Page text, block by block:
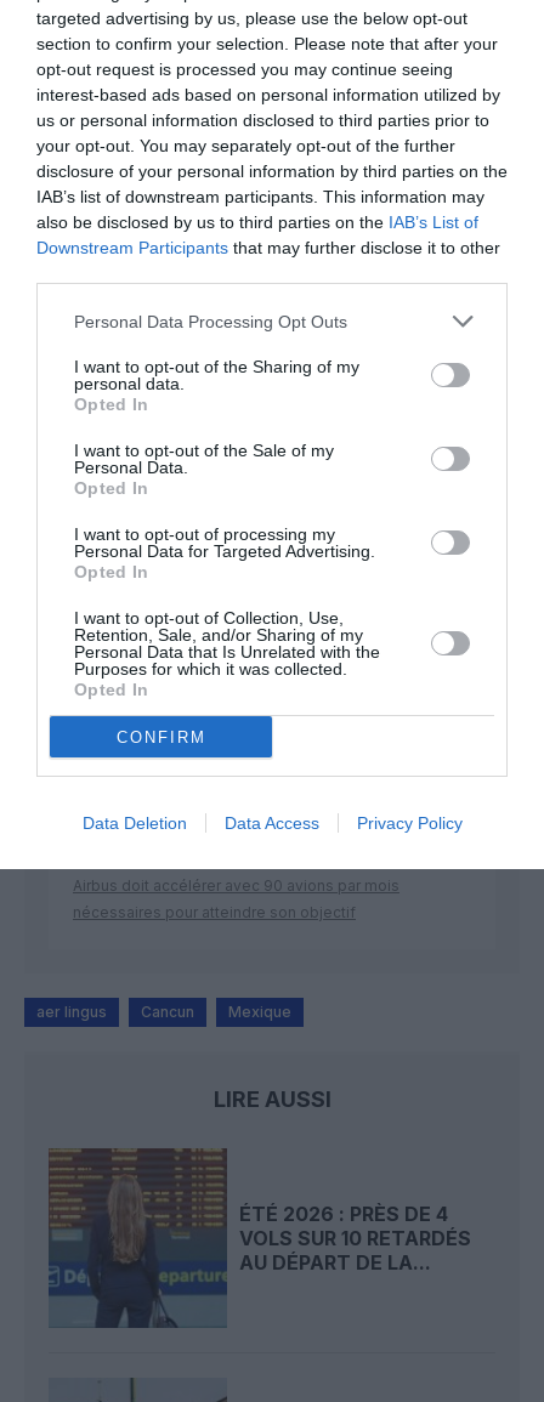
targeted advertising by us, please use the below opt-out
section to confirm your selection. Please note that after your
opt-out request is processed you may continue seeing
interest-based ads based on personal information utilized by
us or personal information disclosed to third parties prior to
your opt-out. You may separately opt-out of the further
disclosure of your personal information by third parties on the
IAB’s list of downstream participants. This information may
also be disclosed by us to third parties on the IAB’s List of
Downstream Participants that may further disclose it to other
Personal Data Processing Opt Outs
I want to opt-out of the Sharing of my
personal data.
Opted In
I want to opt-out of the Sale of my
Personal Data.
Opted In
I want to opt-out of processing my
Personal Data for Targeted Advertising.
Opted In
I want to opt-out of Collection, Use,
Retention, Sale, and/or Sharing of my
Personal Data that Is Unrelated with the
Purposes for which it was collected.
Opted In
CONFIRM
Data Deletion Data Access Privacy Policy
LAISSER UN COMMENTAIRE
FAIRE UN DON
Appel aux lecteurs !
développement !
DERNIERS COMMENTAIRES
Pointe‑à‑Pitre – Panama City : Air France ouvre un pont
Airbus doit accélérer avec 90 avions par mois
nécessaires pour atteindre son objectif
aer lingus Cancun Mexique
LIRE AUSSI
ÉTÉ 2026 : PRÈS DE 4
VOLS SUR 10 RETARDÉS
AU DÉPART DE LA...